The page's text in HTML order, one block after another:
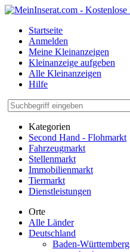
Startseite
Anmelden
Meine Kleinanzeigen
Kleinanzeige aufgeben
Alle Kleinanzeigen
Hilfe
Kategorien
Second Hand - Flohmarkt
Fahrzeugmarkt
Stellenmarkt
Immobilienmarkt
Tiermarkt
Dienstleistungen
Orte
Alle Länder
Deutschland
Baden-Württemberg